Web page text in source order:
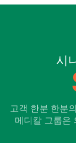
시
고객 한분 한분
메디칼 그룹은